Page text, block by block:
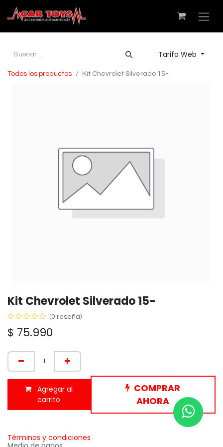
Tarifa Web
Todos los productos Kit Chevrolet Silverado 15-
Kit Chevrolet Silverado 15-
(0 reseña)
$ 75.990
Agregar al
carrito
COMPRAR
AHORA
Términos y condiciones